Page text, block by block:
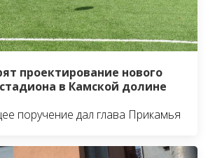
проектирование нового
в Камской долине
поручение дал глава Прикамья